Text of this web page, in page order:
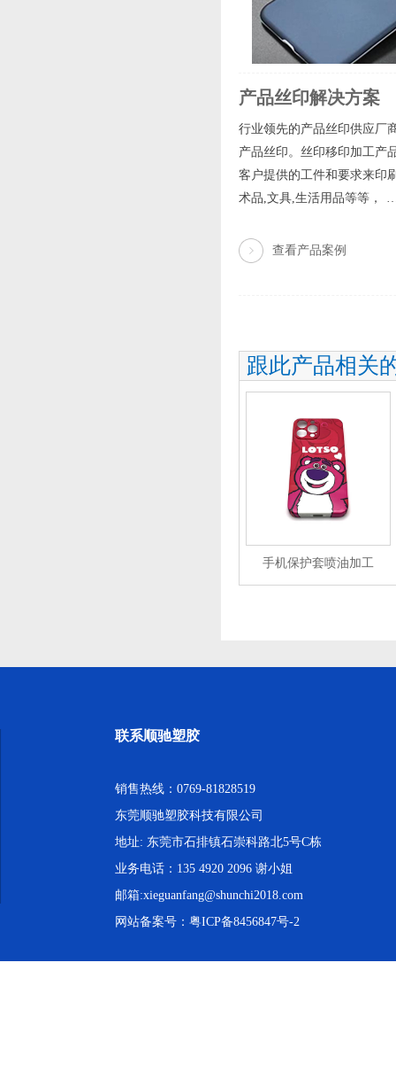
产品丝印解决方案
行业领先的产品丝印供应厂
产品丝印。丝印移印加工产
客户提供的工件和要求来印
术品,文具,生活用品等等，
查看产品案例
跟此产品相关
手机保护套喷油加工
联系顺驰塑胶
销售热线：0769-81828519
东莞顺驰塑胶科技有限公司
地址: 东莞市石排镇石崇科路北5号C栋
业务电话：135 4920 2096 谢小姐
邮箱:xieguanfang@shunchi2018.com
网站备案号： 粤ICP备8456847号-2